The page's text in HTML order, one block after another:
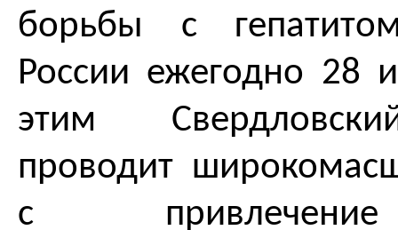
борьбы с
России ежегодно 28
этим
проводит
с